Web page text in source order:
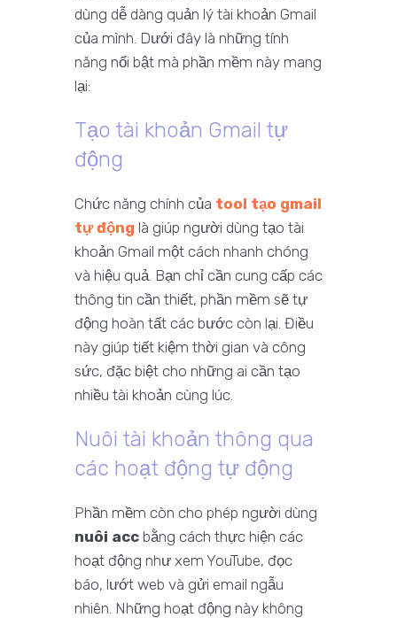
dùng dễ dàng quản lý tài khoản Gmail
của mình. Dưới đây là những tính
năng nổi bật mà phần mềm này mang
lại:
Tạo tài khoản Gmail tự
động
Chức năng chính của tool tạo gmail
tự động là giúp người dùng tạo tài
khoản Gmail một cách nhanh chóng
và hiệu quả. Bạn chỉ cần cung cấp các
thông tin cần thiết, phần mềm sẽ tự
động hoàn tất các bước còn lại. Điều
này giúp tiết kiệm thời gian và công
sức, đặc biệt cho những ai cần tạo
nhiều tài khoản cùng lúc.
Nuôi tài khoản thông qua
các hoạt động tự động
Phần mềm còn cho phép người dùng
nuôi acc bằng cách thực hiện các
hoạt động như xem YouTube, đọc
báo, lướt web và gửi email ngẫu
nhiên. Những hoạt động này không